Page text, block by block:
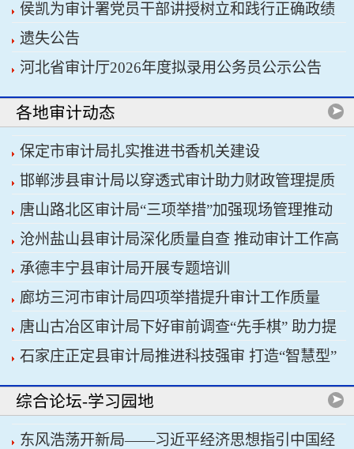
纪念章颁发仪式
侯凯为审计署党员干部讲授树立和践行正确政绩
观学习教育专题党课
遗失公告
河北省审计厅2026年度拟录用公务员公示公告
各地审计动态
保定市审计局扎实推进书香机关建设
邯郸涉县审计局以穿透式审计助力财政管理提质
增效
唐山路北区审计局“三项举措”加强现场管理推动
审计工作科学规范
沧州盐山县审计局深化质量自查 推动审计工作高
质量发展
承德丰宁县审计局开展专题培训
廊坊三河市审计局四项举措提升审计工作质量
唐山古冶区审计局下好审前调查“先手棋” 助力提
升项目质效
石家庄正定县审计局推进科技强审 打造“智慧型”
审计机关
综合论坛-学习园地
东风浩荡开新局——习近平经济思想指引中国经